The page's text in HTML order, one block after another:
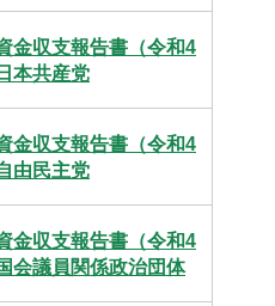
金収支報告書（令和4
本共産党
金収支報告書（令和4
由民主党
金収支報告書（令和4
会議員関係政治団体